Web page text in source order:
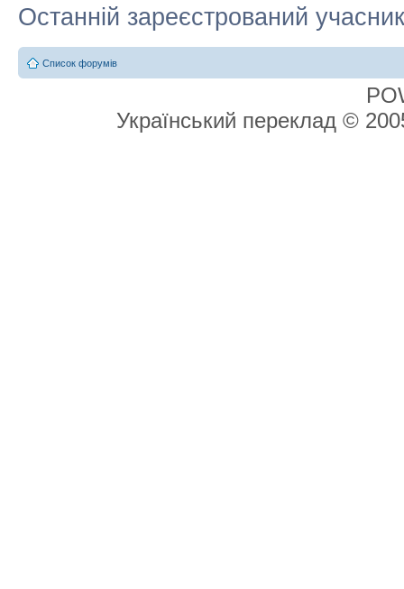
Останній зареєстрований
Список форумів
Український переклад ©